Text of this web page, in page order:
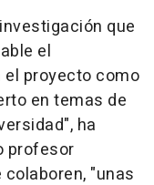
que
el
proyecto como
en temas de
ha
profesor
"unas